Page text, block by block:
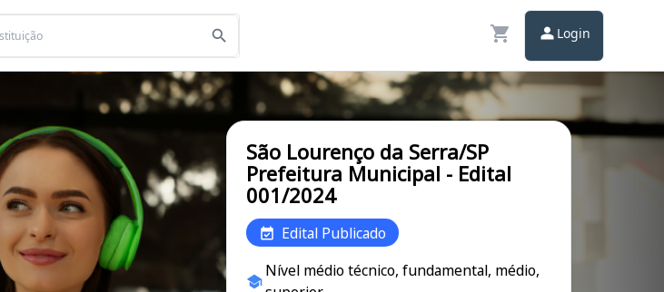
Login
São Lourenço da Serra/SP
Prefeitura Municipal - Edital
001/2024
Edital Publicado
Nível médio técnico, fundamental, médio,